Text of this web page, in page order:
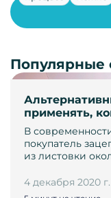
применять,
В
покупатель
из листовки
4 декабря 2020 г.
Популярные